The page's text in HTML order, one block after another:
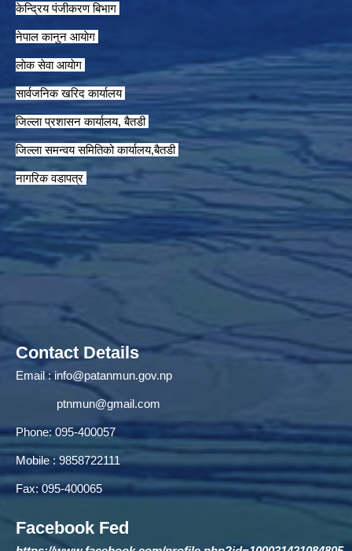
केन्द्रिय पंजीकरण बिभाग
नेपाल कानुन आयाेग
लाेक सेवा आयाेग
सार्वजनिक खरिद कार्यालय
जिल्ला प्रशासन कार्यालय, बैतडी
जिल्ला समन्वय समितिको कार्यालय,बैतडी
नागरिक वडापत्र
Contact Details
Email :info@patanmun.gov.np
ptnmun@gmail.com
Phone: 095-400057
Mobile : 9858722111
Fax: 095-400065
Facebook Fed